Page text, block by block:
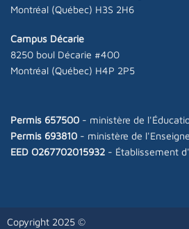
Montréal (Québec) H3S 2H6
Campus Décarie
8250 boul Décarie #400
Montréal (Québec) H4P 2P5
Permis 657500 - ministère de
Permis 693810 - ministère de
EED O267702015932 - Établissement
Copyright 2025 ©